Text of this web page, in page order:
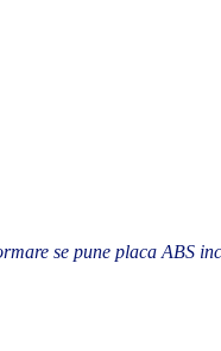
se pune placa ABS